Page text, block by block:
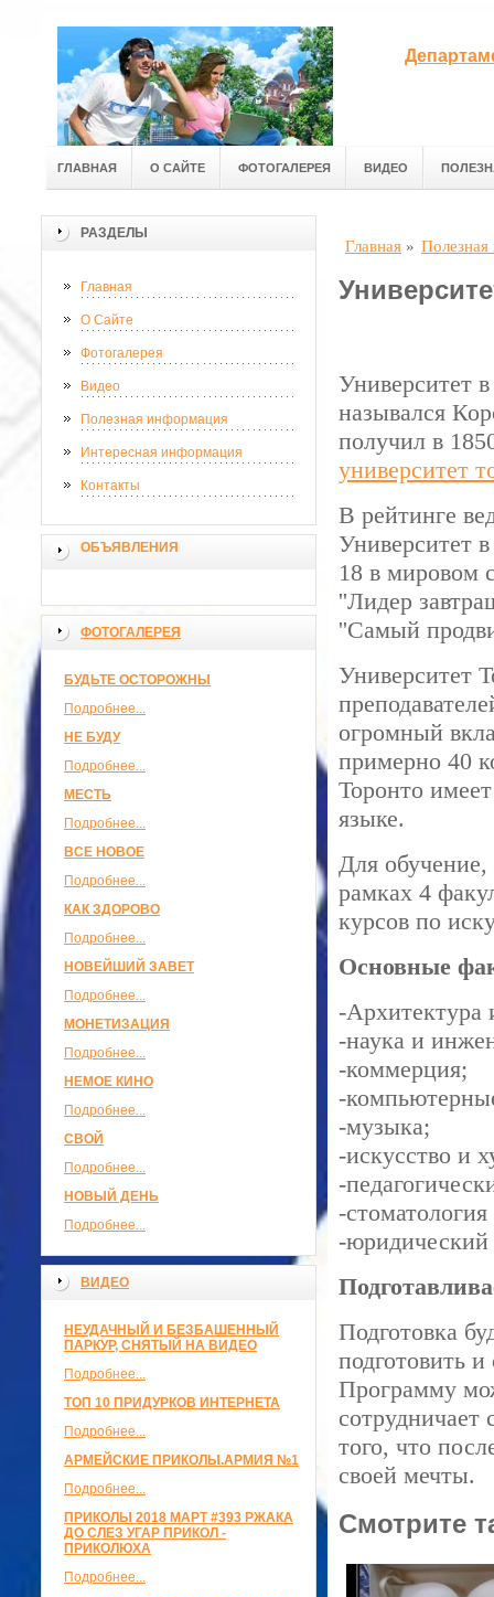
ГЛАВНАЯ О САЙТЕ ФОТОГАЛЕРЕЯ ВИДЕО
РАЗДЕЛЫ
Главная
О Сайте
Фотогалерея
Видео
Полезная информация
Интересная информация
Контакты
ОБЪЯВЛЕНИЯ
ФОТОГАЛЕРЕЯ
БУДЬТЕ ОСТОРОЖНЫ
Подробнее...
НЕ БУДУ
Подробнее...
МЕСТЬ
Подробнее...
ВСЕ НОВОЕ
Подробнее...
КАК ЗДОРОВО
Подробнее...
НОВЕЙШИЙ ЗАВЕТ
Подробнее...
МОНЕТИЗАЦИЯ
Подробнее...
НЕМОЕ КИНО
Подробнее...
СВОЙ
Подробнее...
НОВЫЙ ДЕНЬ
Подробнее...
ВИДЕО
НЕУДАЧНЫЙ И БЕЗБАШЕННЫЙ
ПАРКУР, СНЯТЫЙ НА ВИДЕО
Подробнее...
ТОП 10 ПРИДУРКОВ ИНТЕРНЕТА
Подробнее...
АРМЕЙСКИЕ ПРИКОЛЫ.АРМИЯ №1
Подробнее...
ПРИКОЛЫ 2018 МАРТ #393 РЖАКА
ДО СЛЕЗ УГАР ПРИКОЛ -
ПРИКОЛЮХА
Подробнее...
Главная »
Университет
назывался
получил в
университет
В рейтинге
Университет
18 в мировом
''Лидер
''Самый
Университет
огромный
примерно 40
Торонто
языке.
Для обучение,
рамках 4
курсов по
Основные
-Архитектура
-наука и
-коммерция;
-
-музыка;
-искусство и
-
-
-юридический
Подготовка
подготовить
Программу
того, что
своей мечты.
Смотрите